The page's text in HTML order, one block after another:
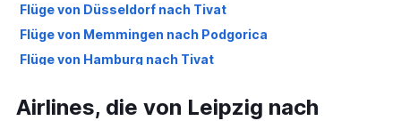
Flüge von Düsseldorf nach Tivat
Flüge von Memmingen nach Podgorica
Flüge von Hamburg nach Tivat
Flüge von Stuttgart nach Tivat
Airlines, die von Leipzig nach